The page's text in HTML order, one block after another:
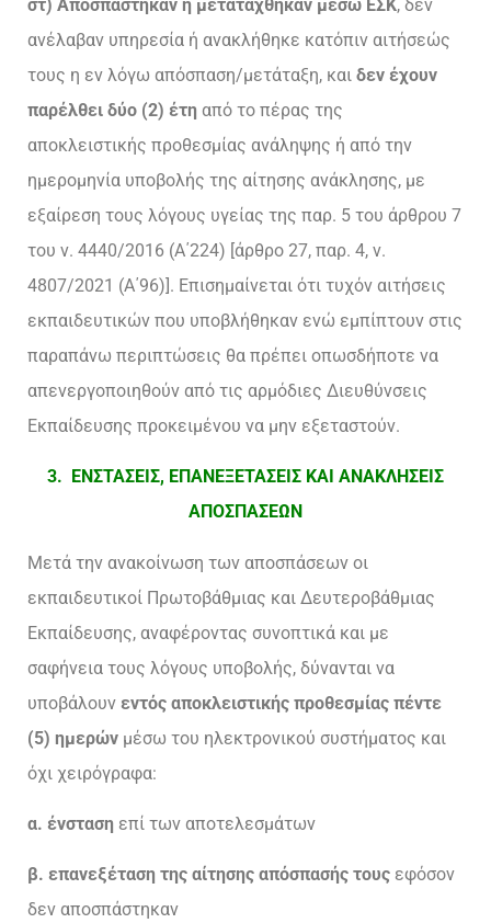
στ) Αποσπάστηκαν ή μετατάχθηκαν μέσω ΕΣΚ, δεν
ανέλαβαν υπηρεσία ή ανακλήθηκε κατόπιν αιτήσεώς
τους η εν λόγω απόσπαση/μετάταξη, και δεν έχουν
παρέλθει δύο (2) έτη από το πέρας της
αποκλειστικής προθεσμίας ανάληψης ή από την
ημερομηνία υποβολής της αίτησης ανάκλησης, με
εξαίρεση τους λόγους υγείας της παρ. 5 του άρθρου 7
του ν. 4440/2016 (Α΄224) [άρθρο 27, παρ. 4, ν.
4807/2021 (Α΄96)]. Επισημαίνεται ότι τυχόν αιτήσεις
εκπαιδευτικών που υποβλήθηκαν ενώ εμπίπτουν στις
παραπάνω περιπτώσεις θα πρέπει οπωσδήποτε να
απενεργοποιηθούν από τις αρμόδιες Διευθύνσεις
Εκπαίδευσης προκειμένου να μην εξεταστούν.
3. ΕΝΣΤΑΣΕΙΣ, ΕΠΑΝΕΞΕΤΑΣΕΙΣ ΚΑΙ ΑΝΑΚΛΗΣΕΙΣ
ΑΠΟΣΠΑΣΕΩΝ
Μετά την ανακοίνωση των αποσπάσεων οι
εκπαιδευτικοί Πρωτοβάθμιας και Δευτεροβάθμιας
Εκπαίδευσης, αναφέροντας συνοπτικά και με
σαφήνεια τους λόγους υποβολής, δύνανται να
υποβάλουν εντός αποκλειστικής προθεσμίας πέντε
(5) ημερών μέσω του ηλεκτρονικού συστήματος και
όχι χειρόγραφα:
α. ένσταση επί των αποτελεσμάτων
β. επανεξέταση της αίτησης απόσπασής τους εφόσον
δεν αποσπάστηκαν